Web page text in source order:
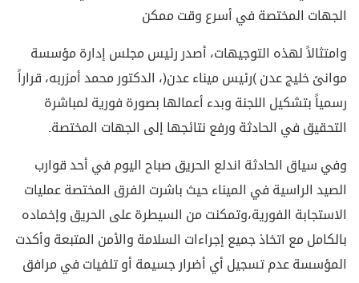
الجهات المختصة في أسرع وقت ممكن
وامتثالاً لهذه التوجيهات، أصدر رئيس مجلس إدارة مؤسسة
موانئ خليج عدن (رئيس ميناء عدن)، الدكتور محمد أمزربه، قراراً
رسمياً بتشكيل اللجنة وبدء أعمالها بصورة فورية لمباشرة
التحقيق في الحادثة ورفع نتائجها إلى الجهات المختصة.
وفي سياق الحادثة اندلع الحريق صباح اليوم في أحد قوارب
الصيد الراسية في الميناء حيث باشرت الفرق المختصة عمليات
الاستجابة الفورية،وتمكنت من السيطرة على الحريق وإخماده
بالكامل مع اتخاذ جميع إجراءات السلامة والأمن المتبعة وأكدت
المؤسسة عدم تسجيل أي أضرار جسيمة أو تلفيات في مرافق